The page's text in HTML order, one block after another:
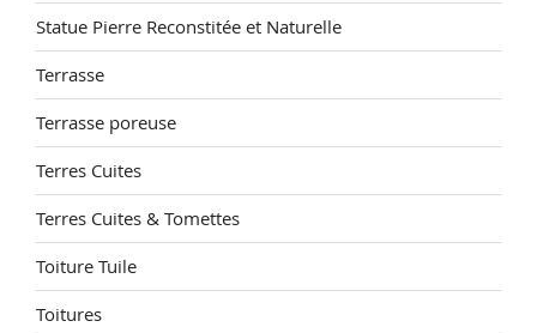
Statue Pierre Reconstitée et Naturelle
Terrasse
Terrasse poreuse
Terres Cuites
Terres Cuites & Tomettes
Toiture Tuile
Toitures